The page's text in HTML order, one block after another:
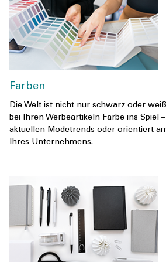
Farben
Die Welt ist nicht nur schwarz oder
bei Ihren Werbeartikeln Farbe ins Spiel
aktuellen Modetrends oder orientiert
Ihres Unternehmens.